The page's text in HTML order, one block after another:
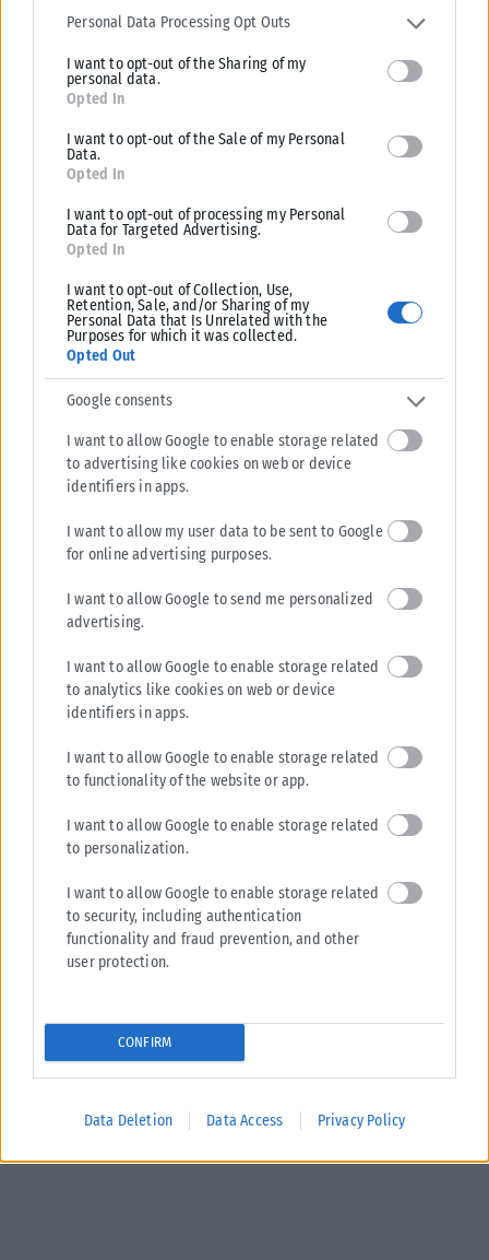
services and may gather and store information including but not
deny consent to Google and its third-party tags to use your data
for below specified purposes in below Google consent section.
Personal Data Processing Opt Outs
I want to opt-out of the Sharing of my
personal data.
Opted In
I want to opt-out of the Sale of my Personal
Data.
Opted In
I want to opt-out of processing my Personal
Data for Targeted Advertising.
Opted In
I want to opt-out of Collection, Use,
Retention, Sale, and/or Sharing of my
Personal Data that Is Unrelated with the
Purposes for which it was collected.
Opted Out
Google consents
I want to allow Google to enable storage related
to advertising like cookies on web or device
identifiers in apps.
I want to allow my user data to be sent to Google
for online advertising purposes.
I want to allow Google to send me personalized
advertising.
I want to allow Google to enable storage related
to analytics like cookies on web or device
identifiers in apps.
I want to allow Google to enable storage related
to functionality of the website or app.
I want to allow Google to enable storage related
to personalization.
I want to allow Google to enable storage related
to security, including authentication
functionality and fraud prevention, and other
user protection.
CONFIRM
Data Deletion Data Access Privacy Policy
07/08/2026